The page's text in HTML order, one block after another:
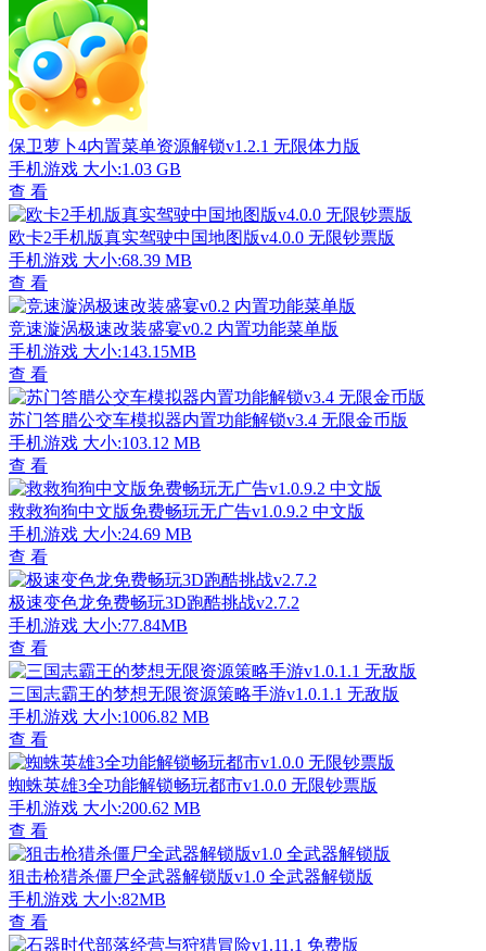
保卫萝卜4内置菜单资源解锁v1.2.1 无限体力版
手机游戏 大小:1.03 GB
查 看
欧卡2手机版真实驾驶中国地图版v4.0.0 无限钞票版
手机游戏 大小:68.39 MB
查 看
竞速漩涡极速改装盛宴v0.2 内置功能菜单版
手机游戏 大小:143.15MB
查 看
苏门答腊公交车模拟器内置功能解锁v3.4 无限金币版
手机游戏 大小:103.12 MB
查 看
救救狗狗中文版免费畅玩无广告v1.0.9.2 中文版
手机游戏 大小:24.69 MB
查 看
极速变色龙免费畅玩3D跑酷挑战v2.7.2
手机游戏 大小:77.84MB
查 看
三国志霸王的梦想无限资源策略手游v1.0.1.1 无敌版
手机游戏 大小:1006.82 MB
查 看
蜘蛛英雄3全功能解锁畅玩都市v1.0.0 无限钞票版
手机游戏 大小:200.62 MB
查 看
狙击枪猎杀僵尸全武器解锁版v1.0 全武器解锁版
手机游戏 大小:82MB
查 看